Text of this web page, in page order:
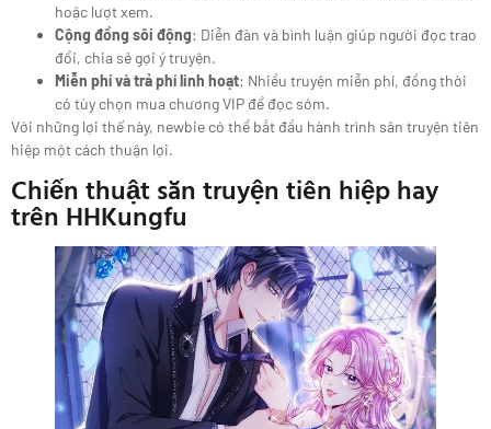
hoặc lượt xem.
Cộng đồng sôi động: Diễn đàn và bình luận giúp người đọc trao
đổi, chia sẻ gợi ý truyện.
Miễn phí và trả phí linh hoạt: Nhiều truyện miễn phí, đồng thời
có tùy chọn mua chương VIP để đọc sớm.
Với những lợi thế này, newbie có thể bắt đầu hành trình săn truyện tiên
hiệp một cách thuận lợi.
Chiến thuật săn truyện tiên hiệp hay
trên HHKungfu